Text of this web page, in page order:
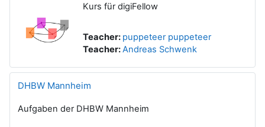
Kurs für digiFellow
Teacher: puppeteer puppeteer
Teacher:Andreas Schwenk
DHBW Mannheim
Aufgaben der DHBW Mannheim